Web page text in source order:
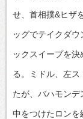
せ、首相撲&ヒザ
ッグでテイクダ
ックスイープを
る。ミドル、左
たが、バハモン
中をつけたロンを